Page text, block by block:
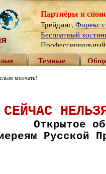
Темные
молчать!
СЕЙЧАС
Открытое
Русской
Партнёры и
Трейдинг,Форекс
Бесплатный